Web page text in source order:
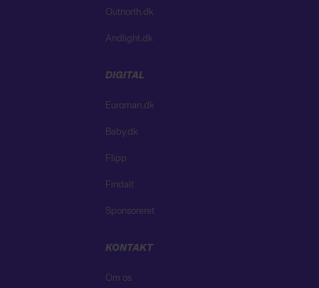
Outnorth.dk
Andlight.dk
DIGITAL
Euroman.dk
Baby.dk
Flipp
Findalt
Sponsoreret
KONTAKT
Om os